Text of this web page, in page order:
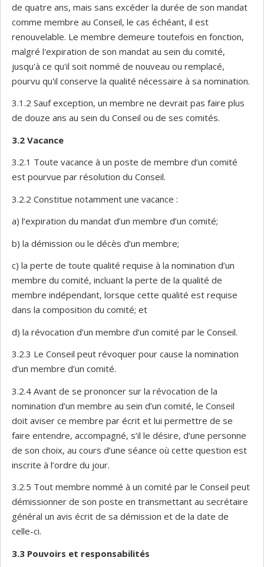
de quatre ans, mais sans excéder la durée de son mandat
comme membre au Conseil, le cas échéant, il est
renouvelable. Le membre demeure toutefois en fonction,
malgré l'expiration de son mandat au sein du comité,
jusqu'à ce qu'il soit nommé de nouveau ou remplacé,
pourvu qu'il conserve la qualité nécessaire à sa nomination.
3.1.2 Sauf exception, un membre ne devrait pas faire plus
de douze ans au sein du Conseil ou de ses comités.
3.2 Vacance
3.2.1 Toute vacance à un poste de membre d’un comité
est pourvue par résolution du Conseil.
3.2.2 Constitue notamment une vacance :
a) l’expiration du mandat d’un membre d’un comité;
b) la démission ou le décès d’un membre;
c) la perte de toute qualité requise à la nomination d’un
membre du comité, incluant la perte de la qualité de
membre indépendant, lorsque cette qualité est requise
dans la composition du comité; et
d) la révocation d’un membre d’un comité par le Conseil.
3.2.3 Le Conseil peut révoquer pour cause la nomination
d’un membre d’un comité.
3.2.4 Avant de se prononcer sur la révocation de la
nomination d’un membre au sein d’un comité, le Conseil
doit aviser ce membre par écrit et lui permettre de se
faire entendre, accompagné, s’il le désire, d’une personne
de son choix, au cours d’une séance où cette question est
inscrite à l’ordre du jour.
3.2.5 Tout membre nommé à un comité par le Conseil peut
démissionner de son poste en transmettant au secrétaire
général un avis écrit de sa démission et de la date de
celle-ci.
3.3 Pouvoirs et responsabilités